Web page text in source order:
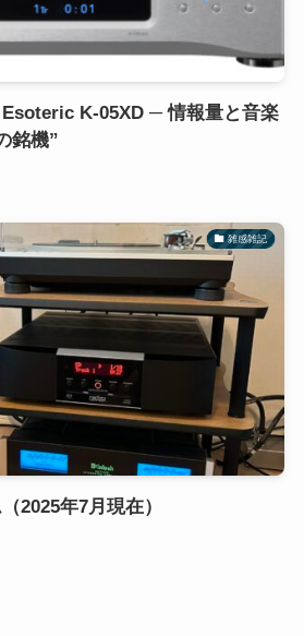
Esoteric K-05XD ─ 情報量と音楽
銘機”
雑感雑記
2025年7月現在）